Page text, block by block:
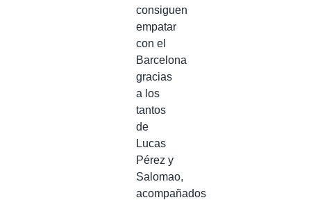
consiguen
empatar
con el
Barcelona
gracias
a los
tantos
de
Lucas
Pérez y
Salomao,
acompañados